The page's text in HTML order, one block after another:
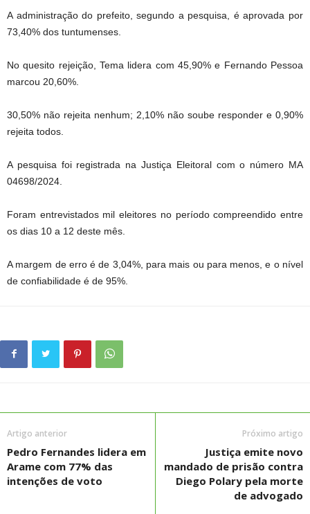
A administração do prefeito, segundo a pesquisa, é aprovada por
73,40% dos tuntumenses.
No quesito rejeição, Tema lidera com 45,90% e Fernando Pessoa
marcou 20,60%.
30,50% não rejeita nenhum; 2,10% não soube responder e 0,90%
rejeita todos.
A pesquisa foi registrada na Justiça Eleitoral com o número MA
04698/2024.
Foram entrevistados mil eleitores no período compreendido entre
os dias 10 a 12 deste mês.
A margem de erro é de 3,04%, para mais ou para menos, e o nível
de confiabilidade é de 95%.
Artigo anterior
Pedro Fernandes lidera em
Arame com 77% das
intenções de voto
Próximo artigo
Justiça emite novo
mandado de prisão contra
Diego Polary pela morte
de advogado